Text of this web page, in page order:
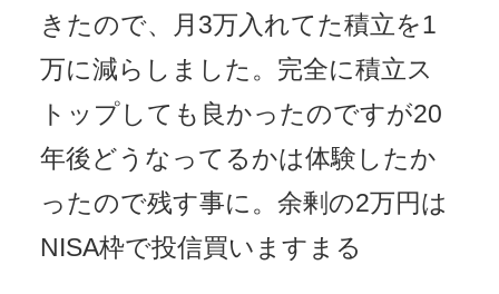
きたので、月3万入れてた積立を1
万に減らしました。完全に積立ス
トップしても良かったのですが20
年後どうなってるかは体験したか
ったので残す事に。余剰の2万円は
NISA枠で投信買いますまる